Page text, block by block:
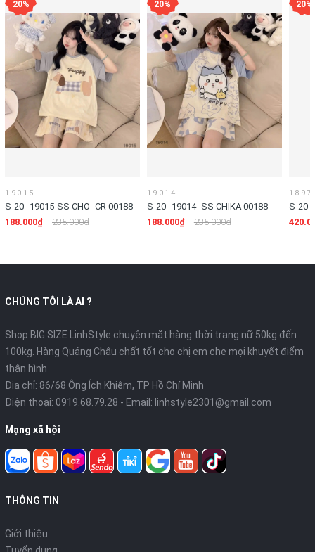
19015
S-20--19015-SS CHO- CR 00188
188.000₫
235.000₫
19014
S-20--19014- SS CHIKA 00188
188.000₫
235.000₫
S-
CHÚNG TÔI LÀ AI ?
Shop BIG SIZE LinhStyle chuyên mặt hàng thời trang nữ 50kg đến
100kg. Hàng Quảng Châu chất tốt cho chị em che mọi khuyết điểm
thân hình
Địa chỉ: 86/68 Ông Ích Khiêm, TP Hồ Chí Minh
Điện thoại: 0919.68.79.28 - Email: linhstyle2301@gmail.com
Mạng xã hội
THÔNG TIN
Giới thiệu